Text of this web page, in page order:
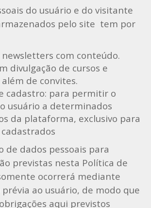
do usuário e do visitante
pelo site tem por
newsletters com conteúdo.
divulgação de cursos e
de convites.
cadastro: para permitir o
usuário a determinados
da plataforma, exclusivo para
de dados pessoais para
previstas nesta Política de
ocorrerá mediante
ao usuário, de modo que
aqui previstos